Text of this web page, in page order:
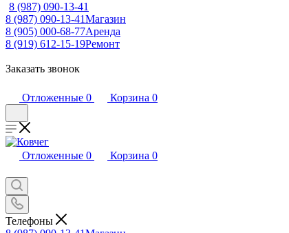
8 (987) 090-13-41
8 (987) 090-13-41Магазин
8 (905) 000-68-77Аренда
8 (919) 612-15-19Ремонт
Заказать звонок
Отложенные 0 Корзина 0
Отложенные 0 Корзина 0
Телефоны